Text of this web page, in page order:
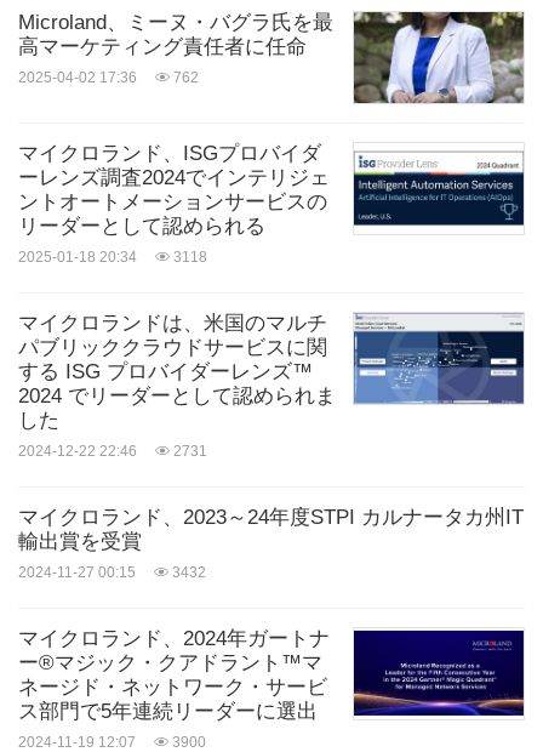
Microland、ミーヌ・バグラ氏を最
高マーケティング責任者に任命
2025-04-02 17:36 762
マイクロランド、ISGプロバイダ
ーレンズ調査2024でインテリジェ
ントオートメーションサービスの
リーダーとして認められる
2025-01-18 20:34 3118
マイクロランドは、米国のマルチ
パブリッククラウドサービスに関
する ISG プロバイダーレンズ™
2024 でリーダーとして認められま
した
2024-12-22 22:46 2731
マイクロランド、2023～24年度STPI カルナータカ州IT
輸出賞を受賞
2024-11-27 00:15 3432
マイクロランド、2024年ガートナ
ー®マジック・クアドラント™マ
ネージド・ネットワーク・サービ
ス部門で5年連続リーダーに選出
2024-11-19 12:07 3900